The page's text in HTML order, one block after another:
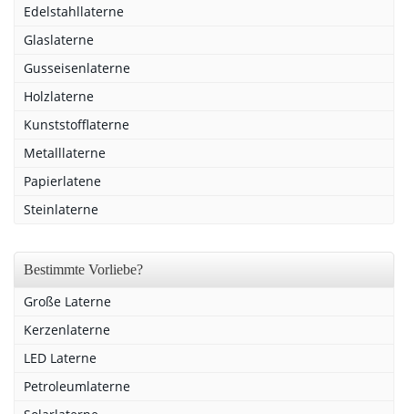
Edelstahllaterne
Glaslaterne
Gusseisenlaterne
Holzlaterne
Kunststofflaterne
Metalllaterne
Papierlatene
Steinlaterne
Bestimmte Vorliebe?
Große Laterne
Kerzenlaterne
LED Laterne
Petroleumlaterne